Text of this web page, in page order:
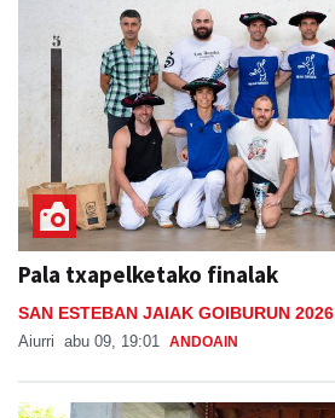
Pala txapelketako finalak
SAN ESTEBAN JAIAK GOIBURUN 2026
Aiurri abu 09, 19:01 ANDOAIN